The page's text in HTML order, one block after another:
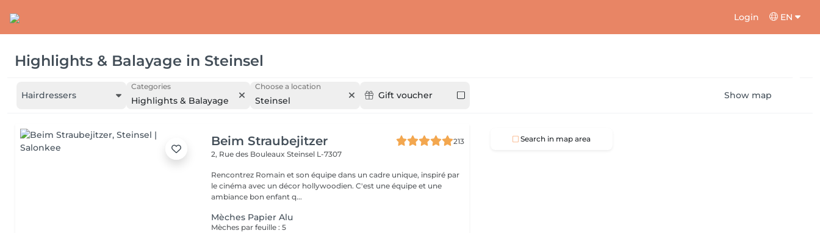
Login EN
Highlights & Balayage in Steinsel
Hairdressers
Categories
Highlights & Balayage
Choose a location
Steinsel Gift voucher Show map
Beim Straubejitzer
213
2, Rue des BouleauxSteinsel L-7307
Rencontrez Romain et son équipe dans un cadre unique, inspiré par
le cinéma avec un décor hollywoodien. C'est une équipe et une
ambiance bon enfant q...
Mèches Papier Alu
Mèches par feuille : 5
Search in map area